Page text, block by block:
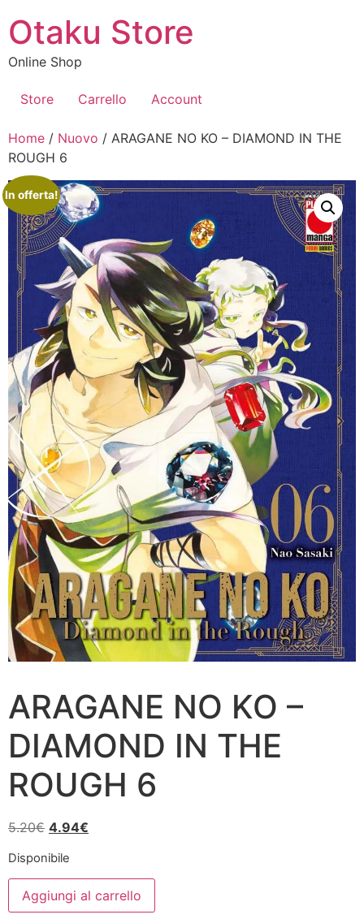
contenuto
Otaku Store
Online Shop
Store Carrello Account
Home / Nuovo / ARAGANE NO KO – DIAMOND IN THE
ROUGH 6
In offerta!
ARAGANE NO KO –
DIAMOND IN THE
ROUGH 6
5.20€ Il
originale
5.20€.
4.94€
4.94€.
Disponibile
ARAGANE
NO
KO
Aggiungi al carrello